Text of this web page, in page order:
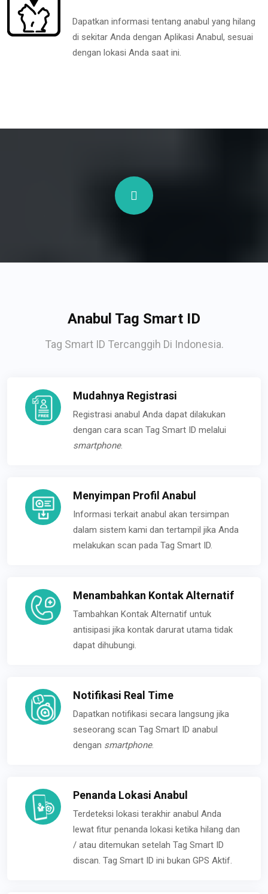
Dapatkan informasi tentang anabul yang hilang
di sekitar Anda dengan Aplikasi Anabul, sesuai
dengan lokasi Anda saat ini.
Anabul Tag Smart ID
Tag Smart ID Tercanggih Di Indonesia.
Mudahnya Registrasi
Registrasi anabul Anda dapat dilakukan
dengan cara scan Tag Smart ID melalui
smartphone.
Menyimpan Profil Anabul
Informasi terkait anabul akan tersimpan
dalam sistem kami dan tertampil jika Anda
melakukan scan pada Tag Smart ID.
Menambahkan Kontak Alternatif
Tambahkan Kontak Alternatif untuk
antisipasi jika kontak darurat utama tidak
dapat dihubungi.
Notifikasi Real Time
Dapatkan notifikasi secara langsung jika
seseorang scan Tag Smart ID anabul
dengan smartphone.
Penanda Lokasi Anabul
Terdeteksi lokasi terakhir anabul Anda
lewat fitur penanda lokasi ketika hilang dan
/ atau ditemukan setelah Tag Smart ID
discan. Tag Smart ID ini bukan GPS Aktif.